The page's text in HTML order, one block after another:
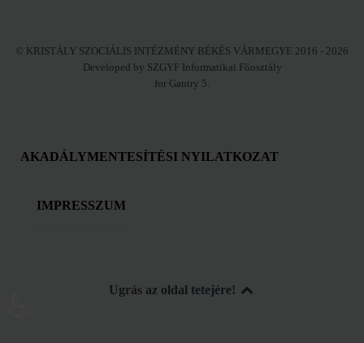
© KRISTÁLY SZOCIÁLIS INTÉZMÉNY BÉKÉS VÁRMEGYE 2016 - 2026
Developed by SZGYF Informatikai Főosztály
for Gantry 5.
AKADÁLYMENTESÍTÉSI NYILATKOZAT
IMPRESSZUM
Ugrás az oldal tetejére!